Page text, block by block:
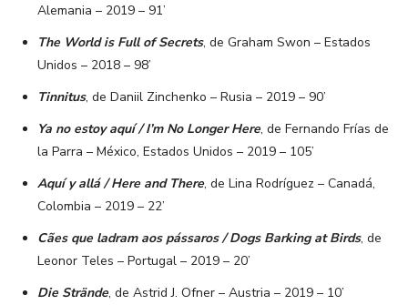
Alemania – 2019 – 91’
The World is Full of Secrets, de Graham Swon – Estados
Unidos – 2018 – 98’
Tinnitus, de Daniil Zinchenko – Rusia – 2019 – 90’
Ya no estoy aquí / I’m No Longer Here, de Fernando Frías de
la Parra – México, Estados Unidos – 2019 – 105’
Aquí y allá / Here and There, de Lina Rodríguez – Canadá,
Colombia – 2019 – 22’
Cães que ladram aos pássaros / Dogs Barking at Birds, de
Leonor Teles – Portugal – 2019 – 20’
Die Strände, de Astrid J. Ofner – Austria – 2019 – 10’